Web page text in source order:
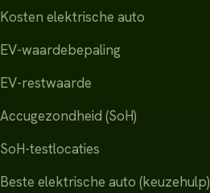
Kosten elektrische auto
EV-waardebepaling
EV-restwaarde
Accugezondheid (SoH)
SoH-testlocaties
Beste elektrische auto (keuzehulp)